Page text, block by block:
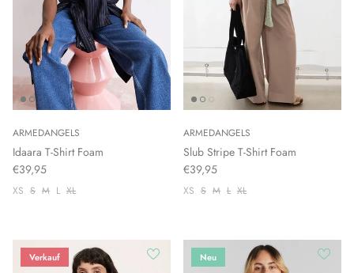
ARMEDANGELS
Idaara T-Shirt Foam
€39,95
XS S M L XL
ARMEDANGELS
Slub Stripe T-Shirt Foam
€39,95
XS S M L XL
Verkauf Neu